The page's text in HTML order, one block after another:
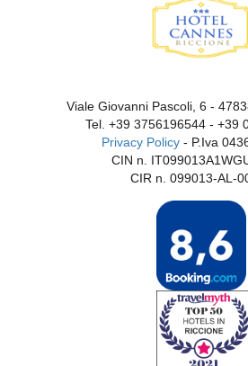
Viale Giovanni Pascoli, 6 -
Tel. +39 3756196544- +39
Privacy Policy - P.Iva
CIN n.
CIR n. 099013-AL-